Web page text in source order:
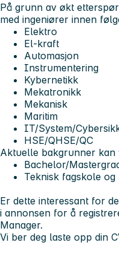
På grunn av økt
med ingeniører innen
Elektro
El-kraft
Automasjon
Instrumentering
Kybernetikk
Mekatronikk
Mekanisk
Maritim
IT/System/
HSE/QHSE/QC
Aktuelle bakgrunner
Bachelor/
Teknisk fagskole og
Er dette interessant for
i annonsen for å
Manager.
Vi ber deg laste opp din